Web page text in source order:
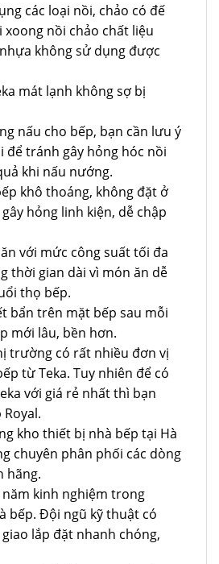
các loại nồi, chảo có đế
xoong nồi chảo chất liệu
không sử dụng được
mát lạnh không sợ bị
nấu cho bếp, bạn cần lưu ý
để tránh gây hỏng hóc nồi
khi nấu nướng.
khô thoáng, không đặt ở
hỏng linh kiện, dễ chập
với mức công suất tối đa
thời gian dài vì món ăn dễ
thọ bếp.
bẩn trên mặt bếp sau mỗi
mới lâu, bền hơn.
trường có rất nhiều đơn vị
từ Teka. Tuy nhiên để có
với giá rẻ nhất thì bạn
kho thiết bị nhà bếp tại Hà
chuyên phân phối các dòng
hãng.
năm kinh nghiệm trong
bếp. Đội ngũ kỹ thuật có
lắp đặt nhanh chóng,